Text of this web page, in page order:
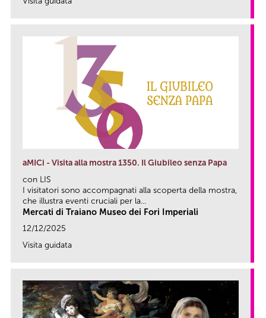
aMICi - Visita alla mostra 1350. Il Giubileo senza Papa
con LIS
I visitatori sono accompagnati alla scoperta della mostra,
che illustra eventi cruciali per la...
Mercati di Traiano Museo dei Fori Imperiali
12/12/2025
Visita guidata